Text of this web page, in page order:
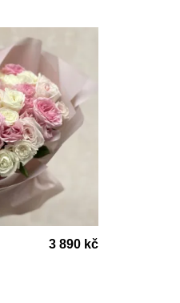
3 890 kč